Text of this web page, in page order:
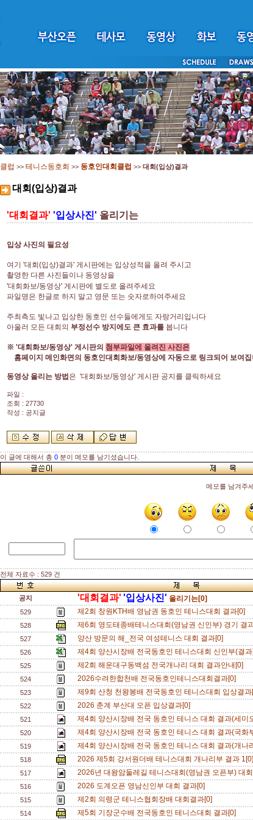
클럽 >> 테니스동호회 >> 동호인대회클럽 >> 대회(입상)결과
대회(입상)결과
'대회결과' '입상사진' 올리기는
입상 사진의 필요성
여기 '대회(입상)결과' 게시판에는 입상성적을 올려 주시고
촬영한 다른 사진들이나 동영상을
'대회화보/동영상' 게시판에 별도로 올려주세요
파일명은 한글로 하지 말고 영문 또는 숫자로하여주세요
주최측도 빛나고 입상한 동호인 선수들에게도 자랑거리입니다
아울러 모든 대회의 부정선수 방지에도 큰 효과를 봅니다
※ '대회화보/동영상' 게시판의 첨부파일에 올려진 사진은
홈페이지 메인화면의 동호인대회화보/동영상에 자동으로 링크되어 보여
동영상 올리는 방법 은 '대회화보/동영상' 게시판 공지를 클릭하세요
파일 :
조회 : 27730
작성 : 공지글
이 글에 대해서 총 0 분이 메모를 남기셨습니다.
메모를 남겨주
전체 자료수 : 529 건
공지 '대회결과' '입상사진' 올리기는[0]
529
제2회 창원KTH배 영남권 동호인 테니스대회 결과[0]
528
제6회 영도태종배테니스대회(영남권 신인부) 경기 결
527
양산 방문의 해_전국 여성테니스 대회 결과[0]
526
제4회 양산시장배 전국동호인 테니스대회 신인부(결
525
제2회 해운대구동백섬 전국개나리 대회 결과안내[0]
524
2026수려한합천배 전국동호인테니스대회결과[0]
523
제9회 산청 천왕봉배 전국동호인 테니스대회 입상결과
522
2026 춘계 부산대 오픈 입상결과[0]
521
제4회 양산시장배 전국 동호인 테니스 대회 결과(세미
520
제4회 양산시장배 전국 동호인 테니스 대회 결과(국화
519
제4회 양산시장배 전국 동호인 테니스 대회 결과(개나
518
2026 제5회 강서원더배 테니스대회 개나리부 결과 1[0]
517
2026년 대왕암둘레길 테니스대회(영남권 오픈부) 대
516
2026 도계오픈 영남신인부 대회 결과[0]
515
제2회 의령군 테니스협회장배 대회결과[0]
514
제5회 기장군수배 전국동호인 테니스대회 결과[0]